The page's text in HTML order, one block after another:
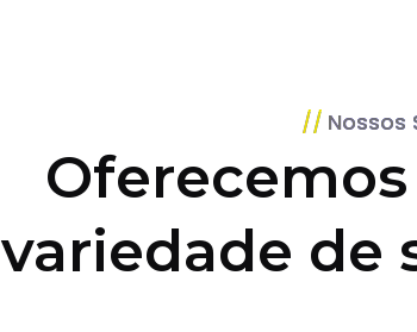
Nossos
variedade de